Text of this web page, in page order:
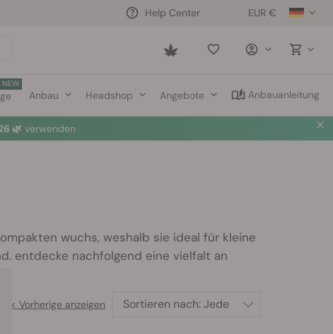
EUR €
Help Center
Saved
NEW
Anbau Headshop Angebote Anbauanleitung
🌿 verwenden
wuchs, weshalb sie ideal für kleine
entdecke nachfolgend eine vielfalt an
< Vorherige anzeigen Sortieren nach:Jede